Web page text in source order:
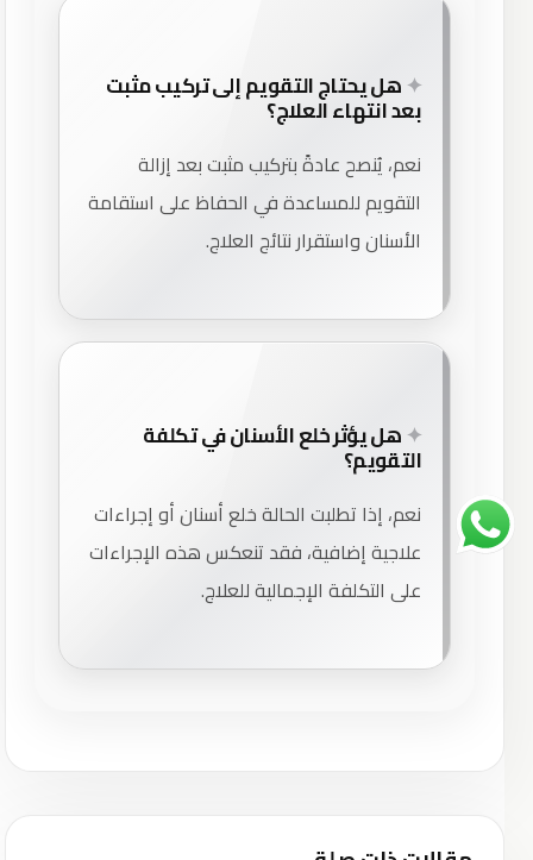
هل يحتاج التقويم إلى تركيب مثبت
بعد انتهاء العلاج؟
نعم، يُنصح عادةً بتركيب مثبت بعد إزالة
التقويم للمساعدة في الحفاظ على استقامة
الأسنان واستقرار نتائج العلاج.
هل يؤثر خلع الأسنان في تكلفة
التقويم؟
نعم، إذا تطلبت الحالة خلع أسنان أو إجراءات
علاجية إضافية، فقد تنعكس هذه الإجراءات
على التكلفة الإجمالية للعلاج.